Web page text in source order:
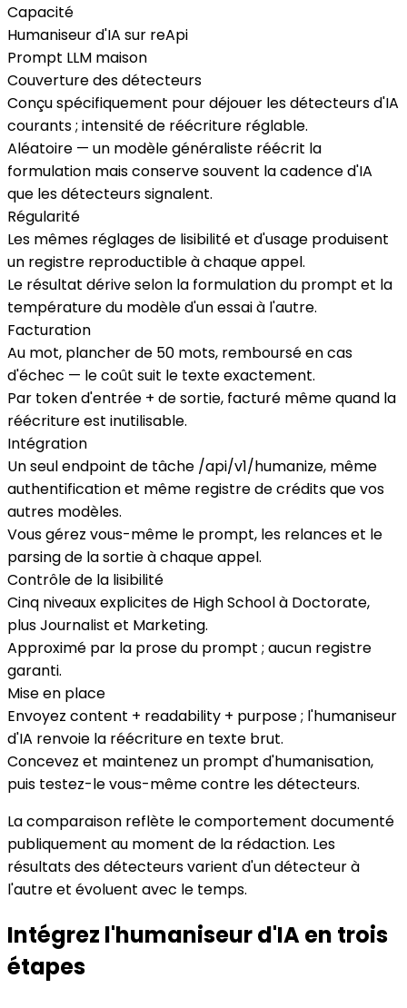
Capacité
Humaniseur d'IA sur reApi
Prompt LLM maison
Couverture des détecteurs
Conçu spécifiquement pour déjouer les détecteurs d'IA
courants ; intensité de réécriture réglable.
Aléatoire — un modèle généraliste réécrit la
formulation mais conserve souvent la cadence d'IA
que les détecteurs signalent.
Régularité
Les mêmes réglages de lisibilité et d'usage produisent
un registre reproductible à chaque appel.
Le résultat dérive selon la formulation du prompt et la
température du modèle d'un essai à l'autre.
Facturation
Au mot, plancher de 50 mots, remboursé en cas
d'échec — le coût suit le texte exactement.
Par token d'entrée + de sortie, facturé même quand la
réécriture est inutilisable.
Intégration
Un seul endpoint de tâche /api/v1/humanize, même
authentification et même registre de crédits que vos
autres modèles.
Vous gérez vous-même le prompt, les relances et le
parsing de la sortie à chaque appel.
Contrôle de la lisibilité
Cinq niveaux explicites de High School à Doctorate,
plus Journalist et Marketing.
Approximé par la prose du prompt ; aucun registre
garanti.
Mise en place
Envoyez content + readability + purpose ; l'humaniseur
d'IA renvoie la réécriture en texte brut.
Concevez et maintenez un prompt d'humanisation,
puis testez-le vous-même contre les détecteurs.
La comparaison reflète le comportement documenté
publiquement au moment de la rédaction. Les
résultats des détecteurs varient d'un détecteur à
l'autre et évoluent avec le temps.
Intégrez l'humaniseur d'IA en trois
étapes